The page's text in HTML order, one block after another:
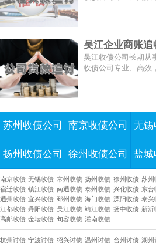
吴江企业商账追
吴江收债公司长期从
收债公司专业、高效
苏州收债公司 南京收债公司 无锡
扬州收债公司 徐州收债公司 盐城
南京收债 无锡收债 常州收债 扬州收债 徐州收债 苏州
宿迁收债 镇江收债 南通收债 泰州收债 兴化收债 东台
通州收债 宜兴收债 邳州收债 海门收债 溧阳收债 泰兴
江都收债 丹阳收债 吴江收债 靖江收债 扬中收债 新沂
高邮收债 金坛收债 句容收债 灌南收债
杭州讨债 宁波讨债 绍兴讨债 温州讨债 台州讨债 湖州